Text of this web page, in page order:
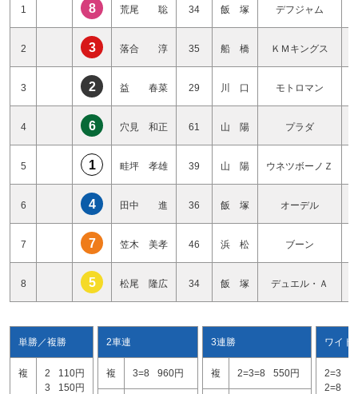
1 8 荒尾 聡 34 飯 塚 デフジャム
2 3 落合 淳 35 船 橋 ＫＭキングス
3 2 益 春菜 29 川 口 モトロマン
4 6 穴見 和正 61 山 陽 プラダ
5 1 畦坪 孝雄 39 山 陽 ウネツボーノＺ
6 4 田中 進 36 飯 塚 オーデル
7 7 笠木 美孝 46 浜 松 ブーン
8 5 松尾 隆広 34 飯 塚 デュエル・Ａ
単勝／複勝
複 2
110円
3
150円
2車連
複 3=8 960円
3連勝
複 2=3=8 550円
ワイド
2=3
2=8